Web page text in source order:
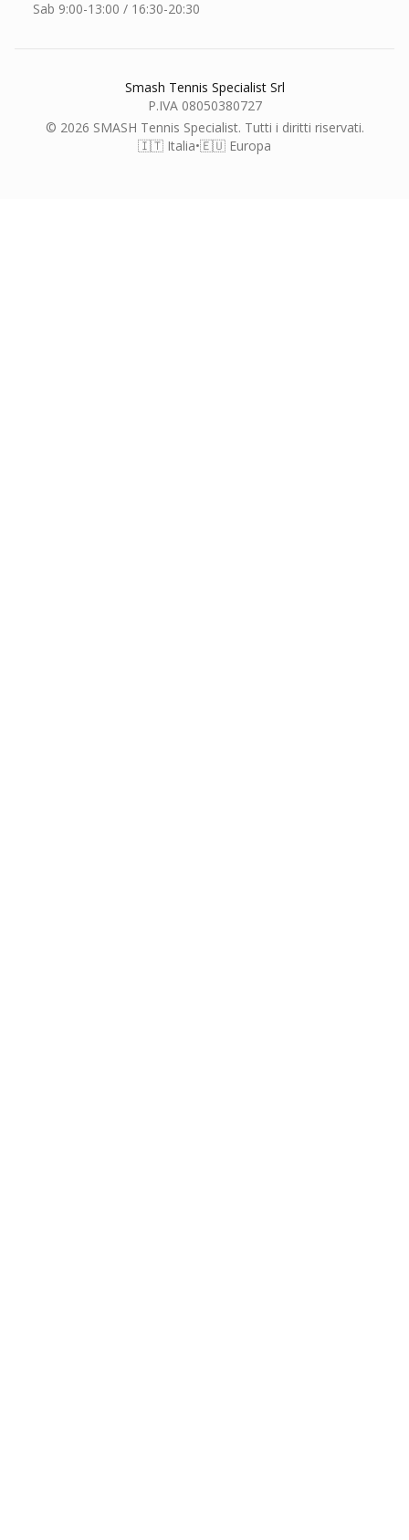
Sab 9:00-13:00 / 16:30-20:30
Smash Tennis Specialist Srl
P.IVA 08050380727
© 2026 SMASH Tennis Specialist. Tutti i diritti riservati.
🇮🇹 Italia•🇪🇺 Europa